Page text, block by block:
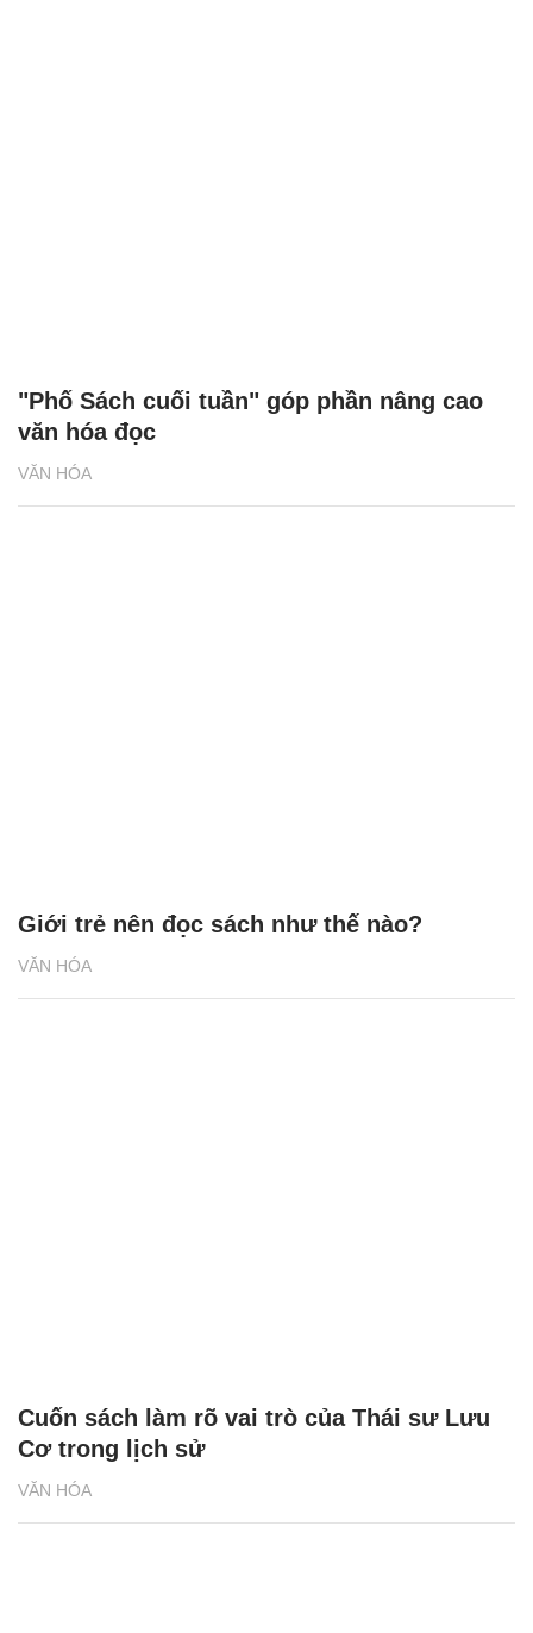
VĂN HÓA
"Phố Sách cuối tuần" góp phần nâng cao
văn hóa đọc
VĂN HÓA
Giới trẻ nên đọc sách như thế nào?
VĂN HÓA
Cuốn sách làm rõ vai trò của Thái sư Lưu
Cơ trong lịch sử